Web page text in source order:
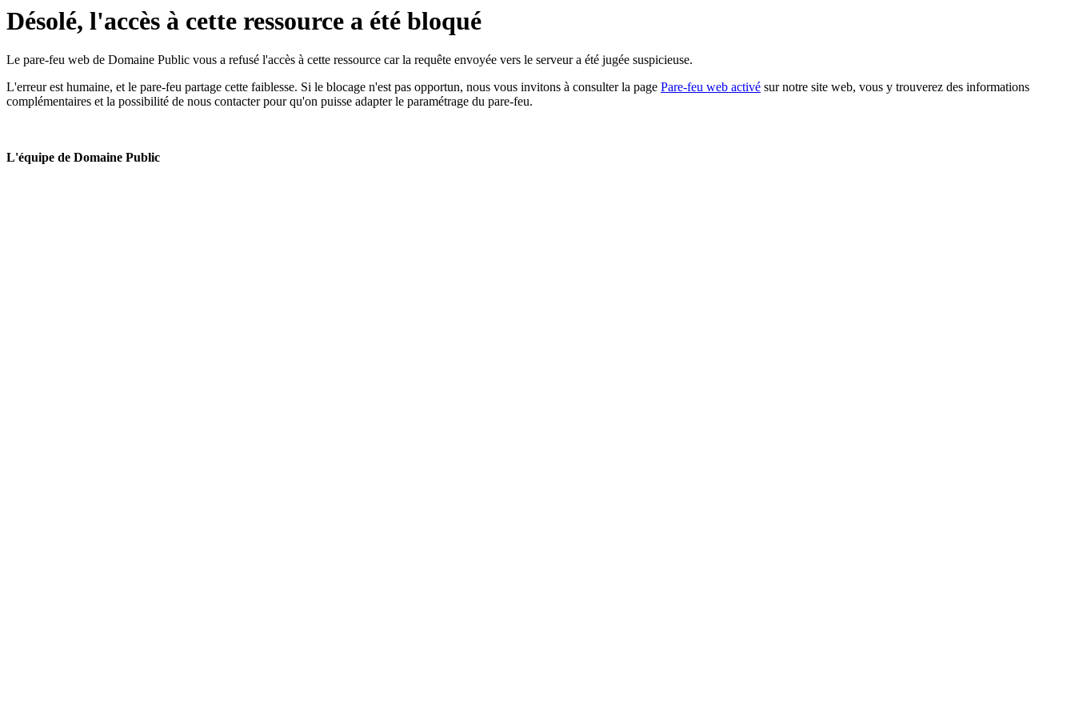
Désolé, l'accès à cette ressource a été bloqué
Le pare-feu web de Domaine Public vous a refusé l'accès à cette ressource car la requête envoyée vers le serveur a été jugée suspicieuse.
L'erreur est humaine, et le pare-feu partage cette faiblesse. Si le blocage n'est pas opportun, nous vous invitons à consulter la page Pare-feu web activé sur notre site web, vous y trouverez des informations
complémentaires et la possibilité de nous contacter pour qu'on puisse adapter le paramétrage du pare-feu.
L'équipe de Domaine Public